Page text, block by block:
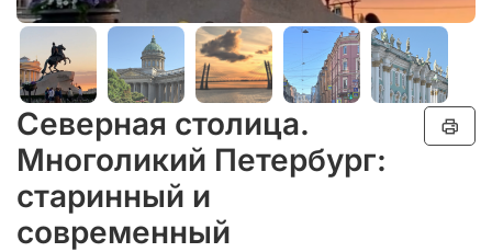
Северная столица.
Многоликий Петербург:
старинный и
современный